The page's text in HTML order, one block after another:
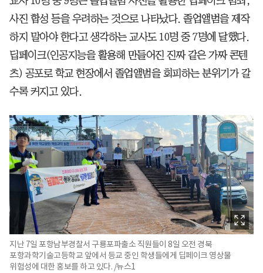
사진 합성 등을 우려하는 것으로 나타났다. 졸업앨범을 제작
하지 말아야 한다고 생각하는 교사도 10명 중 7명에 달했다.
딥페이크(인공지능을 활용해 만들어진 진짜 같은 가짜 콘텐
츠) 공포로 학교 현장에서 졸업앨범을 회피하는 분위기가 갈
수록 커지고 있다.
지난 7일 포항남부경찰서 구룡포파출소 직원들이 8일 오전 경북
포항과학기술고등학교 앞에서 등교 중인 학생들에게 딥페이크 영상물
위험성에 대한 홍보를 하고 있다. /뉴스1